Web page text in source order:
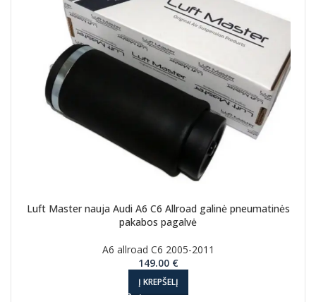
Luft Master nauja Audi A6 C6 Allroad galinė pneumatinės
pakabos pagalvė
A6 allroad C6 2005-2011
149.00 €
Į KREPŠELĮ